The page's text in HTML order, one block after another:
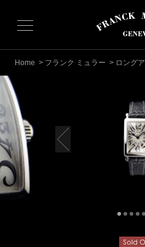
Home > フランク ミュラー > ロング